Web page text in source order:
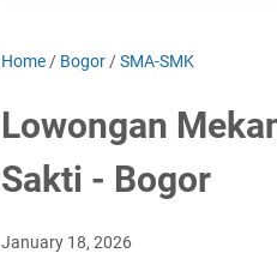
Home / Bogor /SMA-SMK
Lowongan
Sakti - Bogor
January 18, 2026